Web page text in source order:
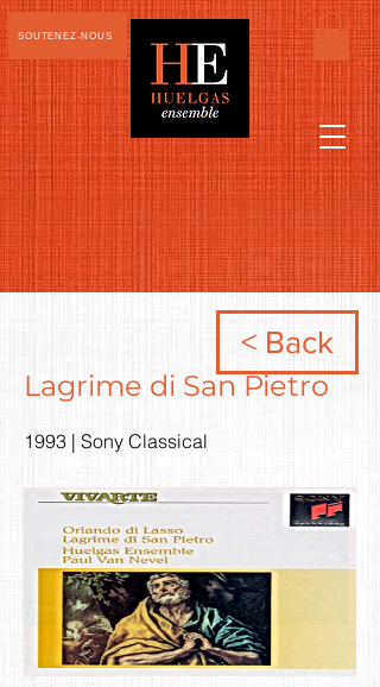
SOUTENEZ-NOUS
< Back
Lagrime di San Pietro
1993 | Sony Classical